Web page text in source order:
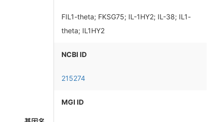
FIL1-theta; FKSG75; IL-1HY2; IL-38; IL1-
theta; IL1HY2
NCBI ID
215274
MGI ID